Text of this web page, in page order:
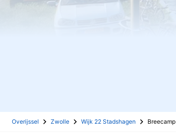
Overijssel Zwolle Wijk 22 Stadshagen Breecamp